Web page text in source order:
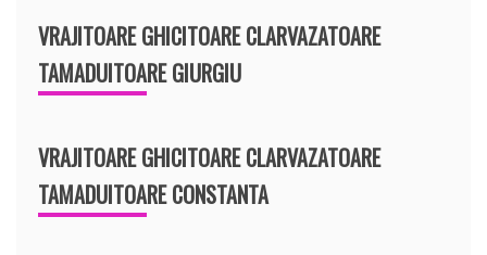
VRAJITOARE GHICITOARE CLARVAZATOARE
TAMADUITOARE GIURGIU
VRAJITOARE GHICITOARE CLARVAZATOARE
TAMADUITOARE CONSTANTA